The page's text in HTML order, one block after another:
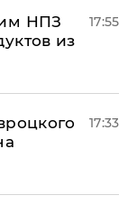
НПЗ
из
17:55
17:33